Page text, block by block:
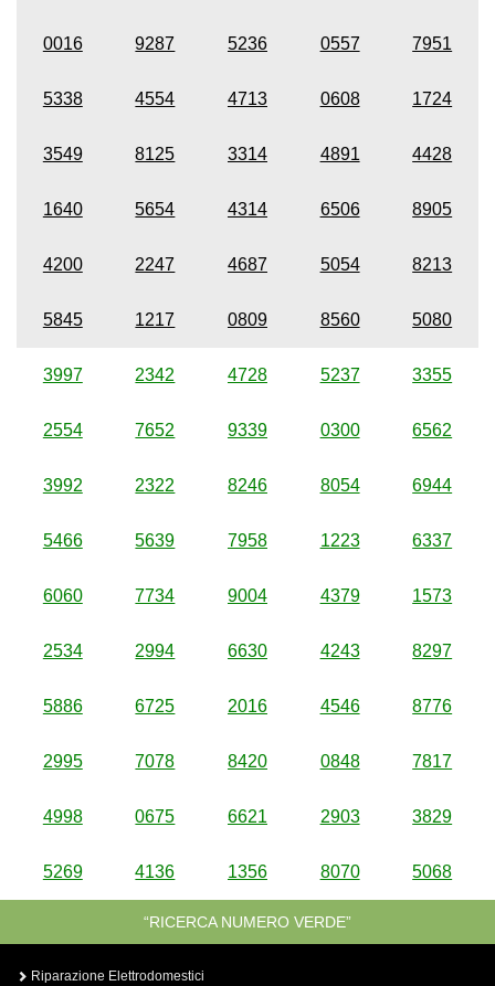
0016 9287 5236 0557 7951
5338 4554 4713 0608 1724
3549 8125 3314 4891 4428
1640 5654 4314 6506 8905
4200 2247 4687 5054 8213
5845 1217 0809 8560 5080
3997 2342 4728 5237 3355
2554 7652 9339 0300 6562
3992 2322 8246 8054 6944
5466 5639 7958 1223 6337
6060 7734 9004 4379 1573
2534 2994 6630 4243 8297
5886 6725 2016 4546 8776
2995 7078 8420 0848 7817
4998 0675 6621 2903 3829
5269 4136 1356 8070 5068
“RICERCA NUMERO VERDE”
Riparazione Elettrodomestici